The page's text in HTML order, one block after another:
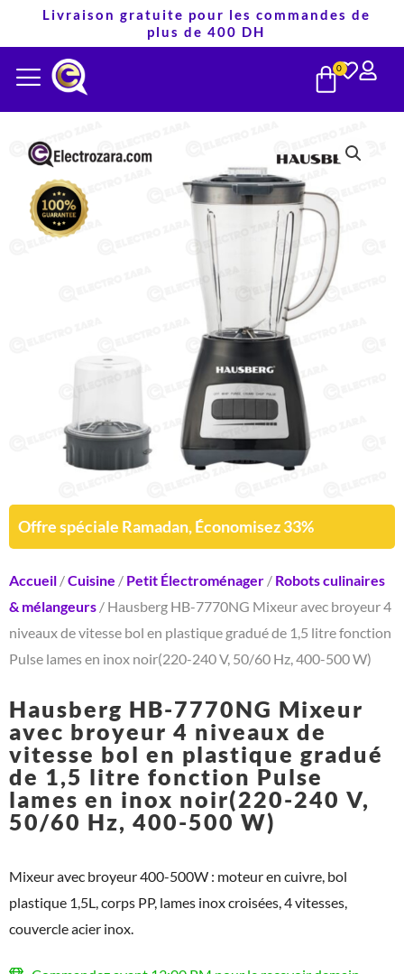
contenu
Livraison gratuite pour les commandes de
plus de 400 DH
0
Offre spéciale Ramadan, Économisez 33%
Accueil /Cuisine / Petit Électroménager / Robots culinaires
& mélangeurs / Hausberg HB-7770NG Mixeur avec broyeur 4
niveaux de vitesse bol en plastique gradué de 1,5 litre fonction
Pulse lames en inox noir(220-240 V, 50/60 Hz, 400-500 W)
Hausberg HB-7770NG Mixeur
avec broyeur 4 niveaux de
vitesse bol en plastique gradué
de 1,5 litre fonction Pulse
lames en inox noir(220-240 V,
50/60 Hz, 400-500 W)
Mixeur avec broyeur 400-500W : moteur en cuivre, bol
plastique 1,5L, corps PP, lames inox croisées, 4 vitesses,
couvercle acier inox.